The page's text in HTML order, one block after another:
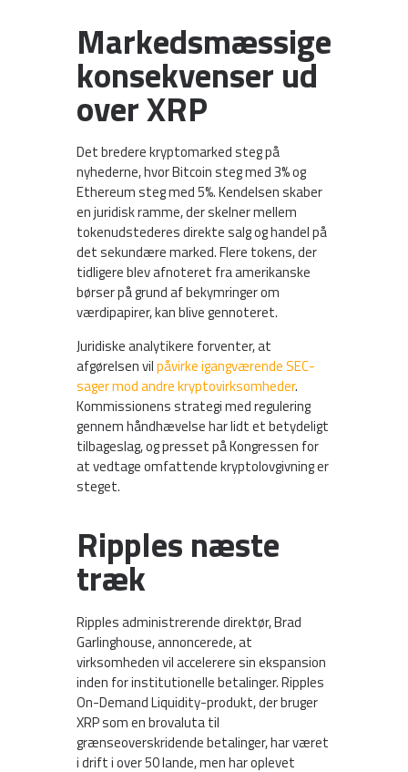
Markedsmæssige
konsekvenser ud
over XRP
Det bredere kryptomarked steg på
nyhederne, hvor Bitcoin steg med 3% og
Ethereum steg med 5%. Kendelsen skaber
en juridisk ramme, der skelner mellem
tokenudstederes direkte salg og handel på
det sekundære marked. Flere tokens, der
tidligere blev afnoteret fra amerikanske
børser på grund af bekymringer om
værdipapirer, kan blive gennoteret.
Juridiske analytikere forventer, at
afgørelsen vilpåvirke igangværende SEC-
sager mod andre kryptovirksomheder.
Kommissionens strategi med regulering
gennem håndhævelse har lidt et betydeligt
tilbageslag, og presset på Kongressen for
at vedtage omfattende kryptolovgivning er
steget.
Ripples næste
træk
Ripples administrerende direktør, Brad
Garlinghouse, annoncerede, at
virksomheden vil accelerere sin ekspansion
inden for institutionelle betalinger. Ripples
On-Demand Liquidity-produkt, der bruger
XRP som en brovaluta til
grænseoverskridende betalinger, har været
i drift i over 50 lande, men har oplevet